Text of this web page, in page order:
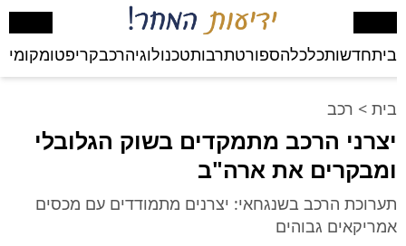
ביתחדשותכלכלהספורטתרבותטכנולוגיהרכבקריפטומקומי
בית > רכב
יצרני הרכב מתמקדים בשוק הגלובלי
ומבקרים את ארה"ב
תערוכת הרכב בשנגחאי: יצרנים מתמודדים עם מכסים
אמריקאים גבוהים